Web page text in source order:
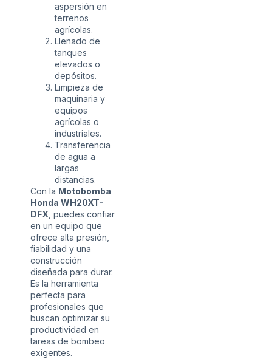
aspersión en
terrenos
agrícolas.
Llenado de
tanques
elevados o
depósitos.
Limpieza de
maquinaria y
equipos
agrícolas o
industriales.
Transferencia
de agua a
largas
distancias.
Con la Motobomba
Honda WH20XT-
DFX, puedes confiar
en un equipo que
ofrece alta presión,
fiabilidad y una
construcción
diseñada para durar.
Es la herramienta
perfecta para
profesionales que
buscan optimizar su
productividad en
tareas de bombeo
exigentes.